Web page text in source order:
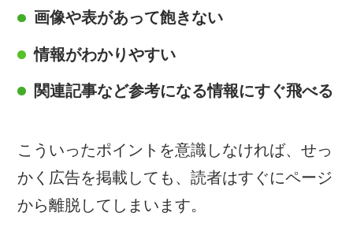
画像や表があって飽きない
情報がわかりやすい
関連記事など参考になる情報にすぐ飛べる
こういったポイントを意識しなければ、せっ
かく広告を掲載しても、読者はすぐにページ
から離脱してしまいます。